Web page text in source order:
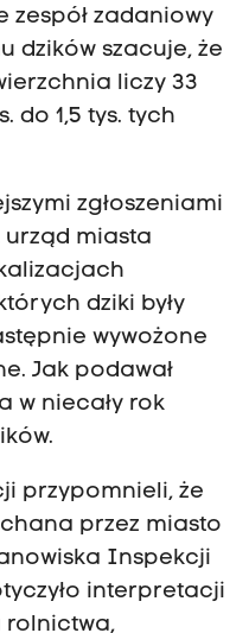
zespół zadaniowy
dzików szacuje, że
liczy 33
do 1,5 tys. tych
zgłoszeniami
urząd miasta
dziki były
wywożone
Jak podawał
w niecały rok
przypomnieli, że
przez miasto
Inspekcji
interpretacji
rolnictwa,